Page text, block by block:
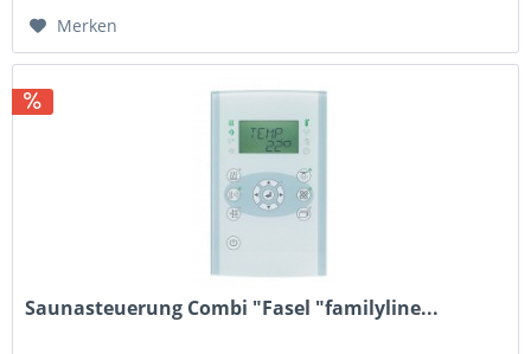
Merken
Saunasteuerung Combi "Fasel "familyline...